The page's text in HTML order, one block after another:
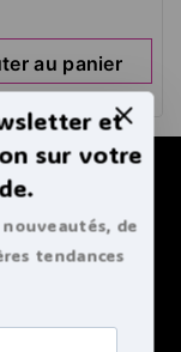
au panier
et autres
et
sur votre
de
tendances